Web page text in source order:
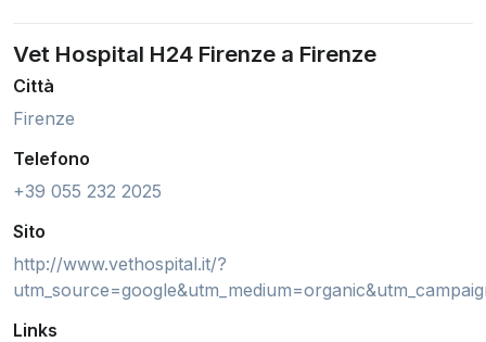
Vet Hospital H24 Firenze a Firenze
Città
Firenze
Telefono
+39 055 232 2025
Sito
http://www.vethospital.it/?
Links